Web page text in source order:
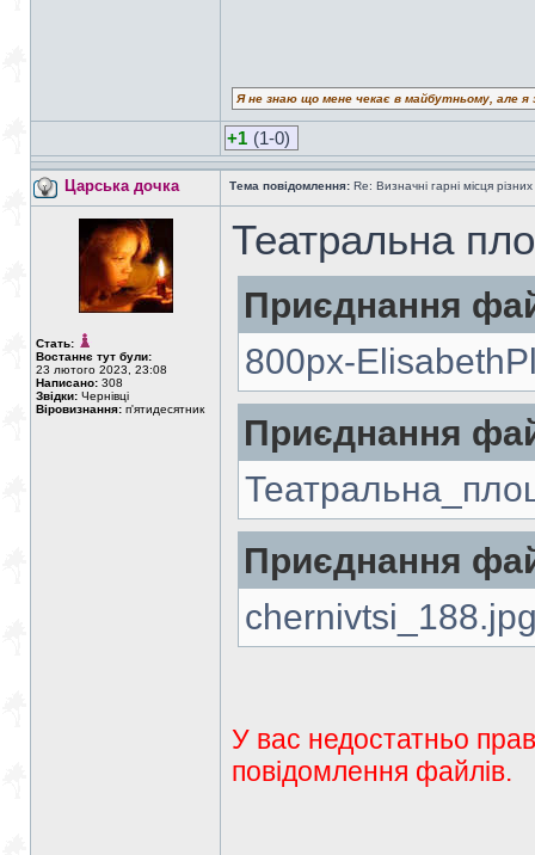
Я не знаю що мене чекає в майбутньому, але
+1 (1-0)
Царська дочка Тема повідомлення: Re: Визначні гарні місця
Стать:
Востаннє тут були:
23 лютого 2023, 23:08
Написано: 308
Звідки: Чернівці
Віровизнання: п'ятидесятник
Театральна
Приєднання
800px-
Приєднання
Приєднання
У вас недостатньо
повідомлення файлів.